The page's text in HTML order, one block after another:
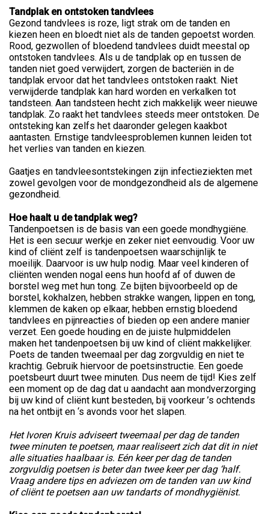
Tandplak en ontstoken tandvlees
Gezond tandvlees is roze, ligt strak om de tanden en
kiezen heen en bloedt niet als de tanden gepoetst worden.
Rood, gezwollen of bloedend tandvlees duidt meestal op
ontstoken tandvlees. Als u de tandplak op en tussen de
tanden niet goed verwijdert, zorgen de bacteriën in de
tandplak ervoor dat het tandvlees ontstoken raakt. Niet
verwijderde tandplak kan hard worden en verkalken tot
tandsteen. Aan tandsteen hecht zich makkelijk weer nieuwe
tandplak. Zo raakt het tandvlees steeds meer ontstoken. De
ontsteking kan zelfs het daaronder gelegen kaakbot
aantasten. Ernstige tandvleesproblemen kunnen leiden tot
het verlies van tanden en kiezen.
Gaatjes en tandvleesontstekingen zijn infectieziekten met
zowel gevolgen voor de mondgezondheid als de algemene
gezondheid.
Hoe haalt u de tandplak weg?
Tandenpoetsen is de basis van een goede mondhygiëne.
Het is een secuur werkje en zeker niet eenvoudig. Voor uw
kind of cliënt zelf is tandenpoetsen waarschijnlijk te
moeilijk. Daarvoor is uw hulp nodig. Maar veel kinderen of
cliënten wenden nogal eens hun hoofd af of duwen de
borstel weg met hun tong. Ze bijten bijvoorbeeld op de
borstel, kokhalzen, hebben strakke wangen, lippen en tong,
klemmen de kaken op elkaar, hebben ernstig bloedend
tandvlees en pijnreacties of bieden op een andere manier
verzet. Een goede houding en de juiste hulpmiddelen
maken het tandenpoetsen bij uw kind of cliënt makkelijker.
Poets de tanden tweemaal per dag zorgvuldig en niet te
krachtig. Gebruik hiervoor de poetsinstructie. Een goede
poetsbeurt duurt twee minuten. Dus neem de tijd! Kies zelf
een moment op de dag dat u aandacht aan mondverzorging
bij uw kind of cliënt kunt besteden, bij voorkeur ’s ochtends
na het ontbijt en ‘s avonds voor het slapen.
Het Ivoren Kruis adviseert tweemaal per dag de tanden
twee minuten te poetsen, maar realiseert zich dat dit in niet
alle situaties haalbaar is. Eén keer per dag de tanden
zorgvuldig poetsen is beter dan twee keer per dag ‘half.
Vraag andere tips en adviezen om de tanden van uw kind
of cliënt te poetsen aan uw tandarts of mondhygiënist.